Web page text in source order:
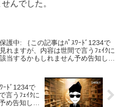
んでした。
保護中: ｛この記事はﾊﾟｽﾜｰﾄﾞ1234で
見れますが、内容は世間で言うﾌｪｲｸに
該当するかもしれません予め告知しま
デミー」｜赤松瞳さんについて
ｰﾄﾞ1234で
言うﾌｪｲｸに
め告知しま